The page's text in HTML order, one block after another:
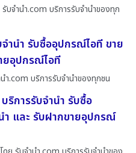
บจํานํา.com บริการรับจำนำของทุก
ำนำ รับซื้ออุปกรณ์ไอที ขาย
ยอุปกรณ์ไอที
า.com บริการรับจำนำของทุกชน
ริการรับจำนำ รับซื้อ
และ รับฝากขายอุปกรณ์